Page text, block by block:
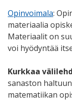
Opinvoimala:
materiaalia
Materiaalit on
voi hyödyntää
Kurkkaa
sanaston
matematiikan